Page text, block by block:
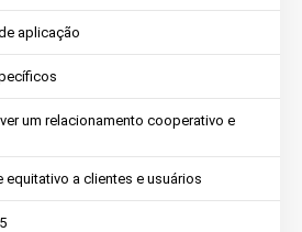
aplicação
um relacionamento cooperativo e
equitativo a clientes e usuários